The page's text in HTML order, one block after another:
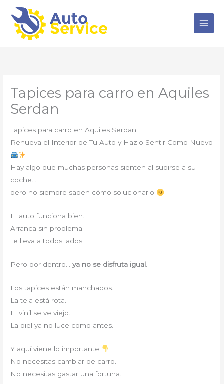
contenido
Tapices para carro en Aquiles
Serdan
Tapices para carro en Aquiles Serdan
Renueva el Interior de Tu Auto y Hazlo Sentir Como Nuevo
Hay algo que muchas personas sienten al subirse a su
coche…
pero no siempre saben cómo solucionarlo
El auto funciona bien.
Arranca sin problema.
Te lleva a todos lados.
Pero por dentro…ya no se disfruta igual
Los tapices están manchados.
La tela está rota.
El vinil se ve viejo.
La piel ya no luce como antes.
Y aquí viene lo importante
No necesitas cambiar de carro.
No necesitas gastar una fortuna.